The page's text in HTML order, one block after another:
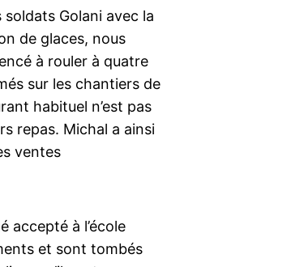
Golani avec la
de glaces, nous
à rouler à quatre
sur les chantiers de
habituel n’est pas
repas. Michal a ainsi
ventes
accepté à l’école
et sont tombés